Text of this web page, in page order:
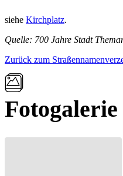
siehe Kirchplatz.
Quelle: 700 Jahre Stadt
Zurück zum
Fotogalerie